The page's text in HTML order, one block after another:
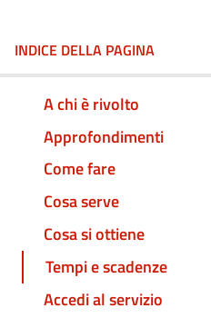
INDICE DELLA PAGINA
A chi è rivolto
Approfondimenti
Come fare
Cosa serve
Cosa si ottiene
Tempi e scadenze
Accedi al servizio